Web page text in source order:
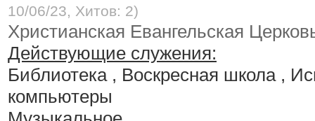
10/06/23, Хитов: 2)
Христианская Евангельская
Действующие служения:
Библиотека , Воскресная школа ,
компьютеры